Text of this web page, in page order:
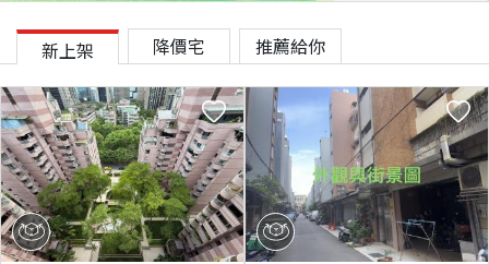
新上架 降價宅 推薦給你